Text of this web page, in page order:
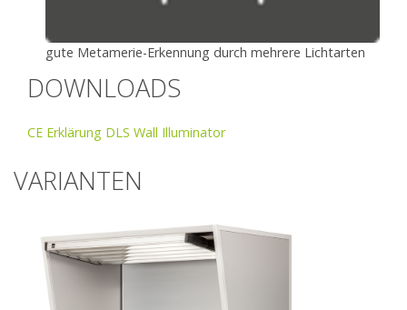
gute Metamerie-Erkennung durch mehrere Lichtarten
DOWNLOADS
CE Erklärung DLS Wall Illuminator
VARIANTEN